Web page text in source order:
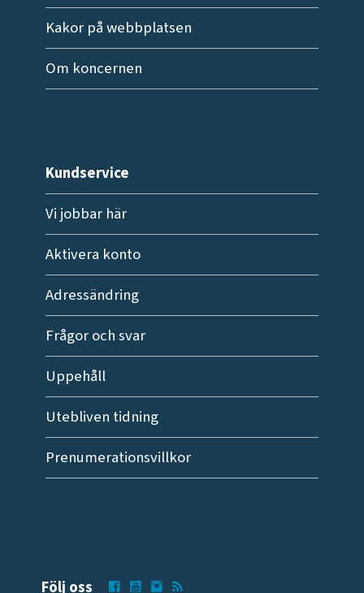
Kakor på webbplatsen
Om koncernen
Kundservice
Vi jobbar här
Aktivera konto
Adressändring
Frågor och svar
Uppehåll
Utebliven tidning
Prenumerationsvillkor
Följ oss